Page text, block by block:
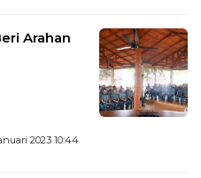
Arahan
2023 10:44